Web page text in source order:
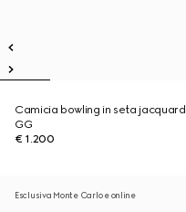
Camicia bowling in seta jacquard
GG
€ 1.200
Esclusiva Monte Carlo e online